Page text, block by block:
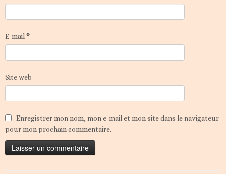
E-mail *
Site web
Enregistrer mon nom, mon e-mail et mon site dans le navigateur
pour mon prochain commentaire.